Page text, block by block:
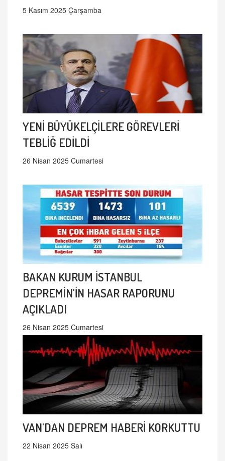
5 Kasım 2025 Çarşamba
YENİ BÜYÜKELÇİLERE GÖREVLERİ
TEBLİĞ EDİLDİ
26 Nisan 2025 Cumartesi
BAKAN KURUM İSTANBUL
DEPREMİN'İN HASAR RAPORUNU
AÇIKLADI
26 Nisan 2025 Cumartesi
VAN'DAN DEPREM HABERİ KORKUTTU
22 Nisan 2025 Salı